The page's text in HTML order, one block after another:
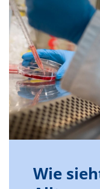
Wie